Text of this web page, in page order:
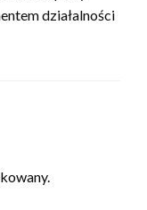
działalności